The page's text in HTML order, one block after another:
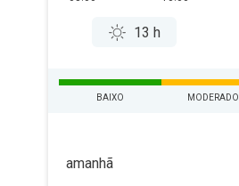
13 h
BAIXO MODERADO
amanhã